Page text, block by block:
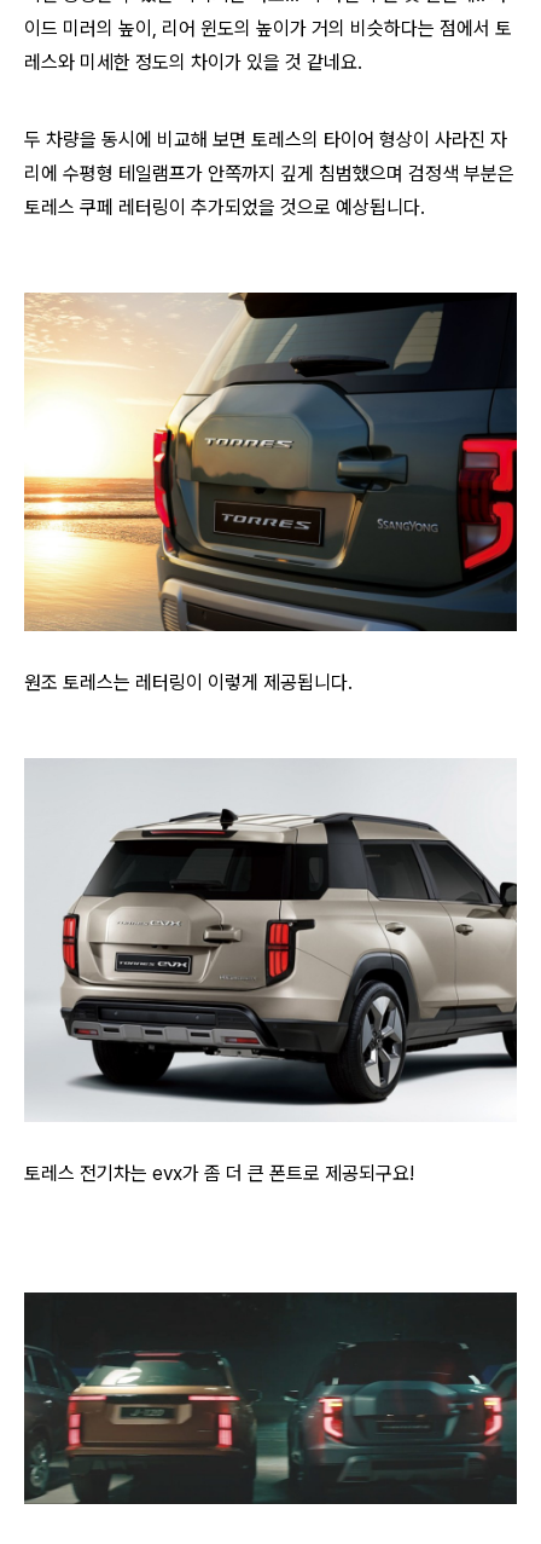
이드 미러의 높이, 리어 윈도의 높이가 거의 비슷하다는 점에서 토
레스와 미세한 정도의 차이가 있을 것 같네요.
두 차량을 동시에 비교해 보면 토레스의 타이어 형상이 사라진 자
리에 수평형 테일램프가 안쪽까지 깊게 침범했으며 검정색 부분은
토레스 쿠페 레터링이 추가되었을 것으로 예상됩니다.
원조 토레스는 레터링이 이렇게 제공됩니다.
토레스 전기차는 evx가 좀 더 큰 폰트로 제공되구요!